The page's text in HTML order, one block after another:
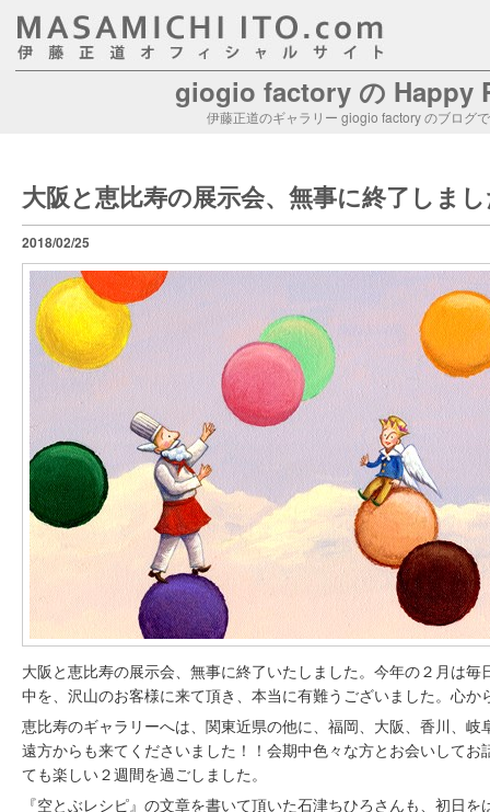
giogio factory の Happy
伊藤正道のギャラリー giogio factory のブログ
大阪と恵比寿の展示会、無事に終了しま
2018/02/25
大阪と恵比寿の展示会、無事に終了いたしました。今年の２月は毎
中を、沢山のお客様に来て頂き、本当に有難うございました。心か
恵比寿のギャラリーへは、関東近県の他に、福岡、大阪、香川、岐
遠方からも来てくださいました！！会期中色々な方とお会いしてお
ても楽しい２週間を過ごしました。
『空とぶレシピ』の文章を書いて頂いた石津ちひろさんも、初日